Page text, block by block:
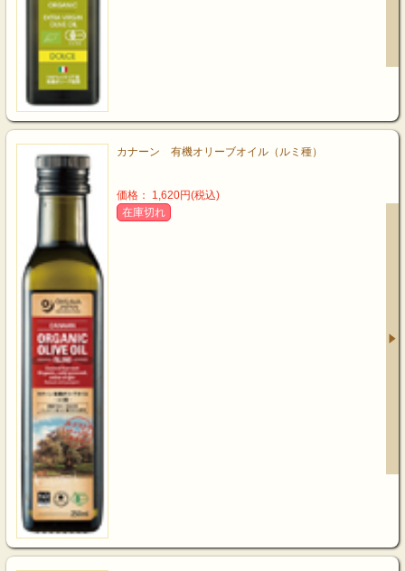
カナーン 有機オリーブオイル（ルミ種）
価格： 1,620円(税込)
在庫切れ